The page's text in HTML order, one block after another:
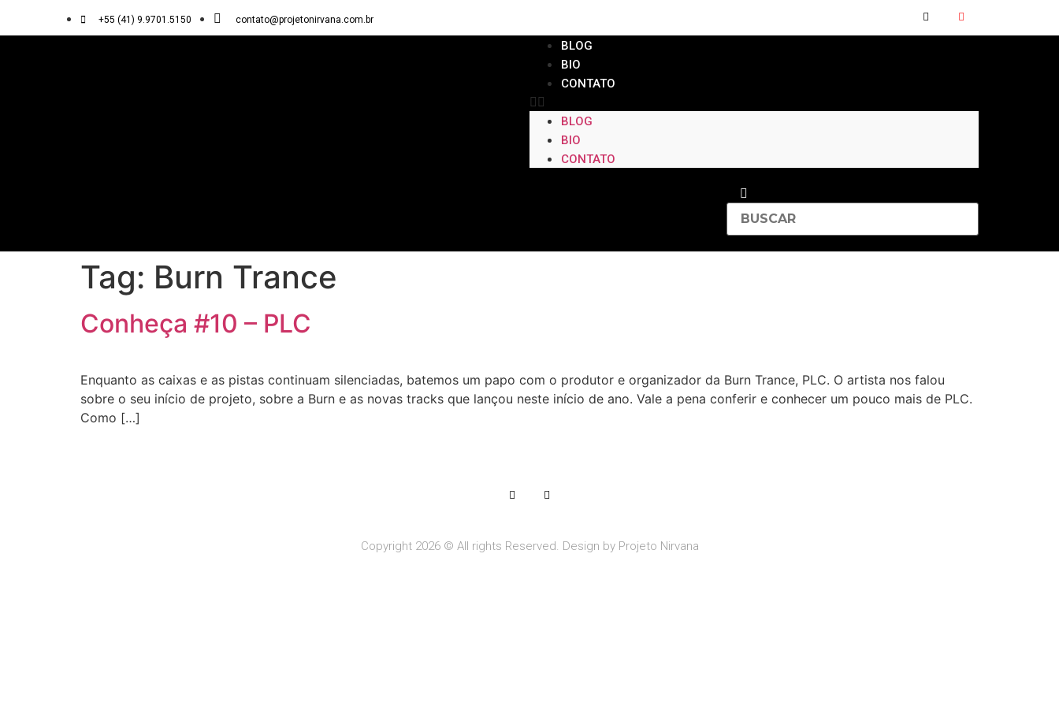
+55 (41) 9.9701.5150 contato@projetonirvana.com.br
BLOG
BIO
CONTATO
BLOG
BIO
CONTATO
Tag: Burn Trance
Conheça #10 – PLC
Enquanto as caixas e as pistas continuam silenciadas, batemos um papo com o produtor e organizador da Burn Trance, PLC. O artista nos falou
sobre o seu início de projeto, sobre a Burn e as novas tracks que lançou neste início de ano. Vale a pena conferir e conhecer um pouco mais de PLC.
Como […]
Copyright 2026 © All rights Reserved. Design by Projeto Nirvana